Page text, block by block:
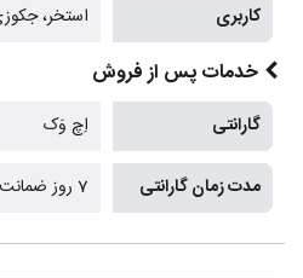
کاربری استخر،
خدمات پس از فروش
گارانتی اِچ وَک
مدت زمان گارانتی 7 روز ضمانت بازگشت